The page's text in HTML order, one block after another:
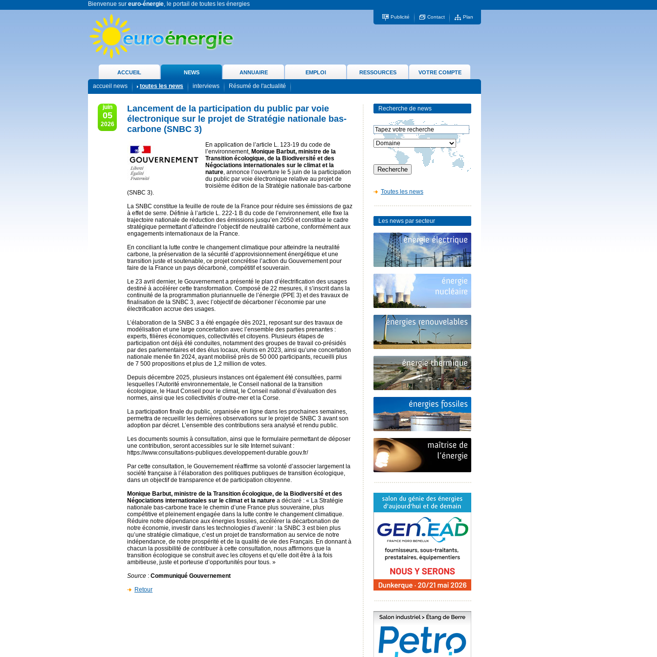
Bienvenue sur euro-énergie, le portail de toutes les énergies
Publicité Contact Plan
ACCUEIL NEWS ANNUAIRE EMPLOI RESSOURCES VOTRE COMPTE
accueil news toutes les news interviews Résumé de l'actualité
juin
05
2026
Lancement de la participation du public par voie
électronique sur le projet de Stratégie nationale bas-
carbone (SNBC 3)
En application de l’article L. 123-19 du code de
l’environnement, Monique Barbut, ministre de la
Transition écologique, de la Biodiversité et des
Négociations internationales sur le climat et la
nature, annonce l’ouverture le 5 juin de la participation
du public par voie électronique relative au projet de
troisième édition de la Stratégie nationale bas-carbone
(SNBC 3).
La SNBC constitue la feuille de route de la France pour réduire ses émissions de gaz
à effet de serre. Définie à l’article L. 222-1 B du code de l’environnement, elle fixe la
trajectoire nationale de réduction des émissions jusqu’en 2050 et constitue le cadre
stratégique permettant d’atteindre l’objectif de neutralité carbone, conformément aux
engagements internationaux de la France.
En conciliant la lutte contre le changement climatique pour atteindre la neutralité
carbone, la préservation de la sécurité d’approvisionnement énergétique et une
transition juste et soutenable, ce projet concrétise l’action du Gouvernement pour
faire de la France un pays décarboné, compétitif et souverain.
Le 23 avril dernier, le Gouvernement a présenté le plan d’électrification des usages
destiné à accélérer cette transformation. Composé de 22 mesures, il s’inscrit dans la
continuité de la programmation pluriannuelle de l’énergie (PPE 3) et des travaux de
finalisation de la SNBC 3, avec l’objectif de décarboner l’économie par une
électrification accrue des usages.
L’élaboration de la SNBC 3 a été engagée dès 2021, reposant sur des travaux de
modélisation et une large concertation avec l’ensemble des parties prenantes :
experts, filières économiques, collectivités et citoyens. Plusieurs étapes de
participation ont déjà été conduites, notamment des groupes de travail co-présidés
par des parlementaires et des élus locaux, réunis en 2023, ainsi qu’une concertation
nationale menée fin 2024, ayant mobilisé près de 50 000 participants, recueilli plus
de 7 500 propositions et plus de 1,2 million de votes.
Depuis décembre 2025, plusieurs instances ont également été consultées, parmi
lesquelles l’Autorité environnementale, le Conseil national de la transition
écologique, le Haut Conseil pour le climat, le Conseil national d’évaluation des
normes, ainsi que les collectivités d’outre-mer et la Corse.
La participation finale du public, organisée en ligne dans les prochaines semaines,
permettra de recueillir les dernières observations sur le projet de SNBC 3 avant son
adoption par décret. L’ensemble des contributions sera analysé et rendu public.
Les documents soumis à consultation, ainsi que le formulaire permettant de déposer
une contribution, seront accessibles sur le site Internet suivant :
https://www.consultations-publiques.developpement-durable.gouv.fr/
Par cette consultation, le Gouvernement réaffirme sa volonté d’associer largement la
société française à l’élaboration des politiques publiques de transition écologique,
dans un objectif de transparence et de participation citoyenne.
Monique Barbut, ministre de la Transition écologique, de la Biodiversité et des
Négociations internationales sur le climat et la nature a déclaré : « La Stratégie
nationale bas-carbone trace le chemin d’une France plus souveraine, plus
compétitive et pleinement engagée dans la lutte contre le changement climatique.
Réduire notre dépendance aux énergies fossiles, accélérer la décarbonation de
notre économie, investir dans les technologies d’avenir : la SNBC 3 est bien plus
qu’une stratégie climatique, c’est un projet de transformation au service de notre
indépendance, de notre prospérité et de la qualité de vie des Français. En donnant à
chacun la possibilité de contribuer à cette consultation, nous affirmons que la
transition écologique se construit avec les citoyens et qu’elle doit être à la fois
ambitieuse, juste et porteuse d’opportunités pour tous. »
Source : Communiqué Gouvernement
Retour
Recherche de news
Toutes les news
Les news par secteur